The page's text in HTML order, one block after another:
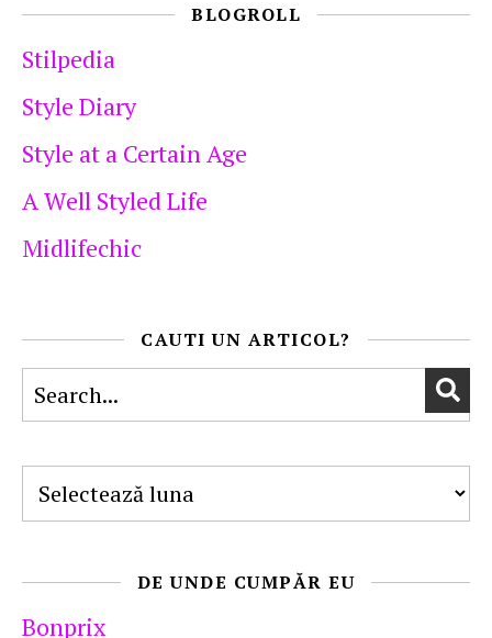
BLOGROLL
Stilpedia
Style Diary
Style at a Certain Age
A Well Styled Life
Midlifechic
CAUTI UN ARTICOL?
Arhive
DE UNDE CUMPĂR EU
Bonprix